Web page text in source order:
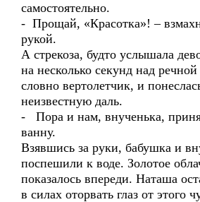
самостоятельно.
- Прощай, «Красотка»! –
рукой.
А стрекоза, будто услышала
на несколько секунд над
словно вертолетчик, и
неизвестную даль.
- Пора и нам, внученька,
ванну.
Взявшись за руки, бабушка и
поспешили к воде. Золотое
показалось впереди. Наташа
в силах оторвать глаз от этого